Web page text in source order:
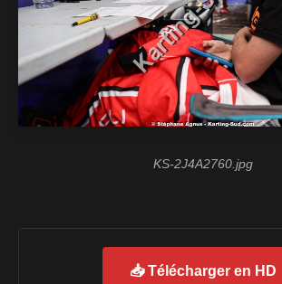
KS-2J4A2760.jpg
📥 Télécharger en HD